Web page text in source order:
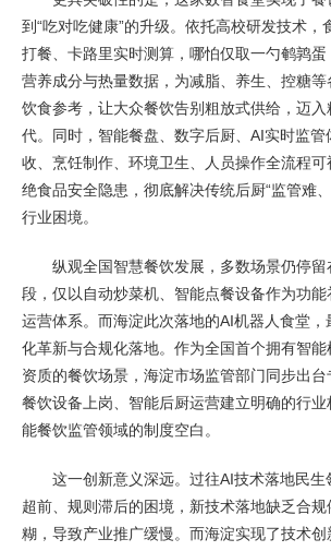
到“吃对吃健康”的升级。依托高校研发技术，
打餐、卡路里实时测算，哪怕仅取一勺鹌鹑
营养成分与热量数据，为减脂、养生、控糖
饮食参考，让大众餐饮告别粗放式供给，迈
代。同时，智能餐盘、数字后厨、AI实时监
收、烹饪制作、环境卫生、人员操作全流程
绝食品安全隐患，彻底解决传统后厨“监管难
行业困境。
纵观全国智慧餐饮发展，多数场景仍停留
段，仅以自动炒菜机、智能点餐设备作为功
运营体系。而海淀此次落地的AI机器人食堂，
化革新与合规化落地。作为全国首个拥有智
资质的餐饮场景，海淀市场监管部门同步出
餐饮设备上岗、智能后厨运营建立明确的行
能餐饮监管领域的制度空白。
这一创新意义深远。过往AI技术落地民
超前、规则滞后的困境，新技术落地缺乏合
糊，导致产业推广缓慢。而海淀实现了技术创